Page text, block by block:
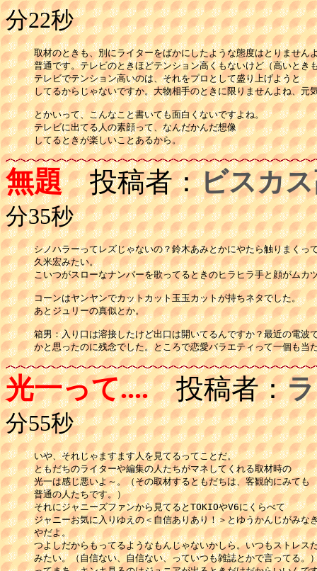
分22秒
取材のときも、別にライターをばかにしたような態度はとりません
普通です。テレビのときほどテンション高くもないけど（高いとき
テレビでテンション高いのは、それをプロとして盛り上げようと
してるからじゃないですか。大物相手のときに限りませんよね、元
とかいって、こんなこと書いても面白くないですよね。
テレビに出てる人の素顔って、なんだかんだ想像
無題投稿者：ビスカ
分35秒
シノハラーってレズじゃないの？鈴木あみとかにやたら触りまくっ
久米宏みたい。
こいつがスローなナンバーを歌ってるときのヒラヒラ手と顔がムカ
コーンはヤンヤンでカットカット玉玉カットが持ちネタでした。
あとジュリーの真似とか。
箱男：入り口は溶接したけど出口は開いてるんですか？最近の電波
かと思ったのに残念でした。ところで恋愛バラエティって一個も当
光一って....投稿者：
分55秒
いや、それじゃますます人を見てるってことだ。
ともだちのライターや編集の人たちがマネしてくれる取材時の
光一は感じ悪いよ～。（その取材するともだちは、客観的にみても
普通の人たちです。）
それにジャニーズファンから見てるとTOKIOやV6にくらべて
ジャニーお気に入りゆえの＜自信ありあり！＞とゆうかんじがみな
やだよ。
つよしだからもってるようなもんじゃないかしら。いつもストレス
みたい。（自信ない、自信ない、っていつも雑誌とかで言ってる。